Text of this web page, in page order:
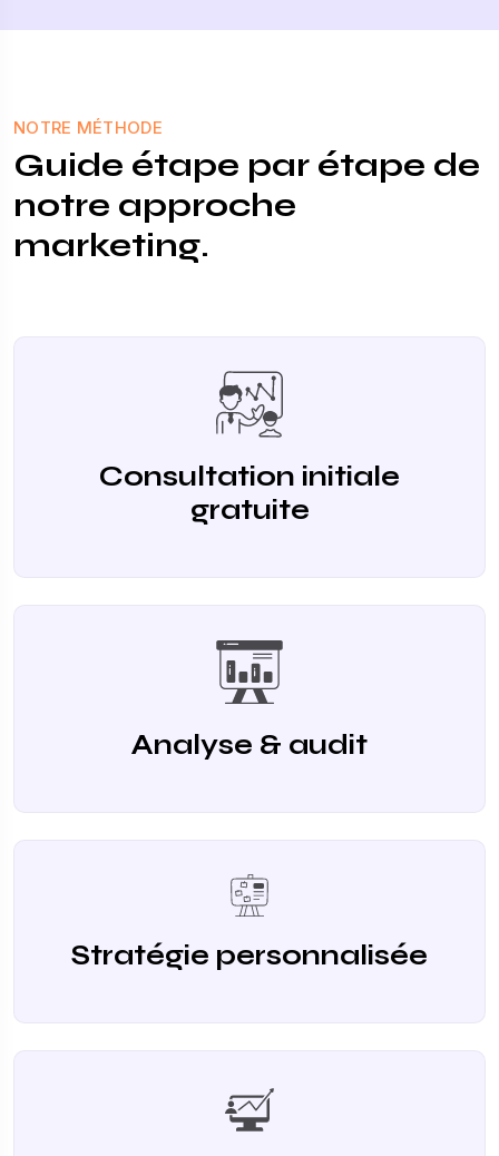
NOTRE MÉTHODE
Guide étape par étape de
notre approche
marketing.
Consultation initiale
gratuite
Analyse & audit
Stratégie personnalisée